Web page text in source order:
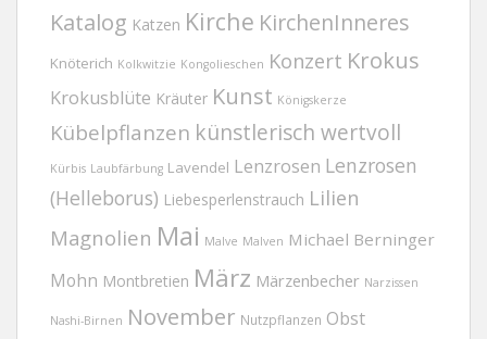
Katalog Katzen Kirche KirchenInneres
Knöterich Kolkwitzie Kongolieschen Konzert Krokus
Krokusblüte Kräuter Kunst Königskerze
Kübelpflanzen künstlerisch wertvoll
Kürbis Laubfärbung Lavendel Lenzrosen Lenzrosen
(Helleborus) Liebesperlenstrauch Lilien
Magnolien Mai Malve Malven Michael Berninger
Mohn Montbretien März Märzenbecher Narzissen
Nashi-Birnen November Nutzpflanzen Obst